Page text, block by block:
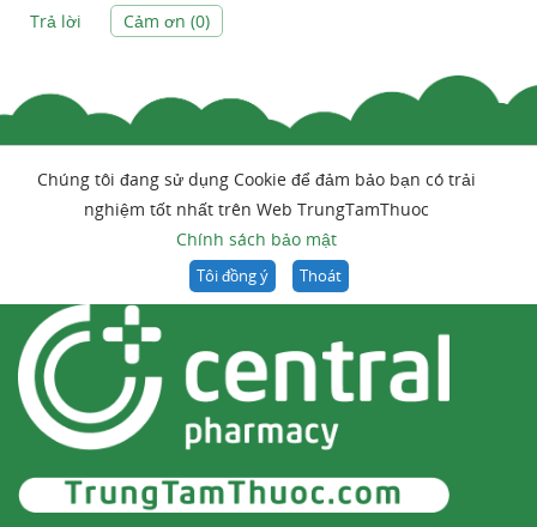
Trả lời
Cảm ơn (0)
Chúng tôi đang sử dụng Cookie để đảm bảo bạn có trải
nghiệm tốt nhất trên Web TrungTamThuoc
Chính sách bảo mật
Tôi đồng ý Thoát